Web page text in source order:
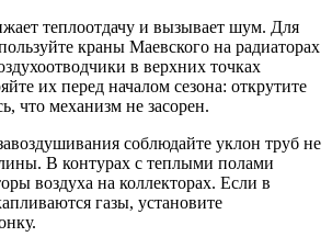
теплоотдачу и вызывает шум. Для
краны Маевского на радиаторах
в верхних точках
их перед началом сезона: открутите
что механизм не засорен.
соблюдайте уклон труб не
В контурах с теплыми полами
воздуха на коллекторах. Если в
газы, установите